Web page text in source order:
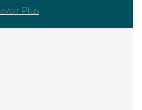
Plus